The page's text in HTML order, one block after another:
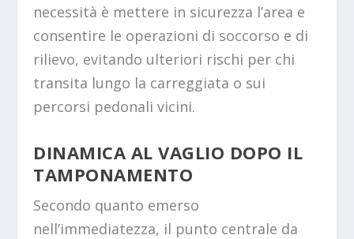
necessità è mettere in sicurezza l’area e
consentire le operazioni di soccorso e di
rilievo, evitando ulteriori rischi per chi
transita lungo la carreggiata o sui
percorsi pedonali vicini.
DINAMICA AL VAGLIO DOPO IL
TAMPONAMENTO
Secondo quanto emerso
nell’immediatezza, il punto centrale da